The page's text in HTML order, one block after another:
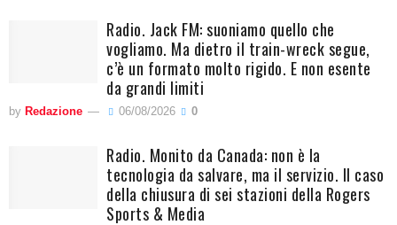
Radio. Jack FM: suoniamo quello che
vogliamo. Ma dietro il train-wreck segue,
c’è un formato molto rigido. E non esente
da grandi limiti
by Redazione 06/08/2026 0
Radio. Monito da Canada: non è la
tecnologia da salvare, ma il servizio. Il caso
della chiusura di sei stazioni della Rogers
Sports & Media